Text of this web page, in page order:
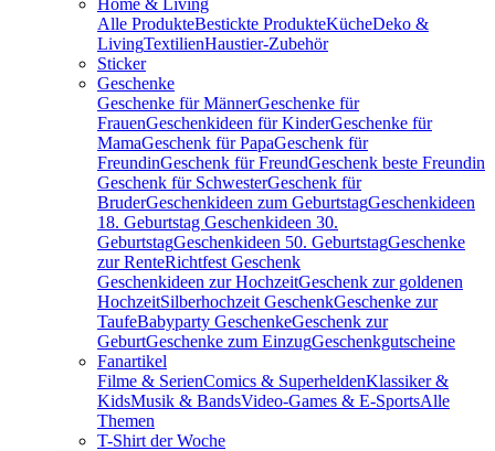
Home & Living
Alle ProdukteBestickte ProdukteKücheDeko &
LivingTextilienHaustier-Zubehör
Sticker
Geschenke
Geschenke für MännerGeschenke für
FrauenGeschenkideen für KinderGeschenke für
MamaGeschenk für PapaGeschenk für
FreundinGeschenk für FreundGeschenk beste Freundin
Geschenk für SchwesterGeschenk für
BruderGeschenkideen zum GeburtstagGeschenkideen
18. Geburtstag Geschenkideen 30.
GeburtstagGeschenkideen 50. GeburtstagGeschenke
zur RenteRichtfest Geschenk
Geschenkideen zur HochzeitGeschenk zur goldenen
HochzeitSilberhochzeit GeschenkGeschenke zur
TaufeBabyparty GeschenkeGeschenk zur
GeburtGeschenke zum EinzugGeschenkgutscheine
Fanartikel
Filme & SerienComics & SuperheldenKlassiker &
KidsMusik & BandsVideo-Games & E-SportsAlle
Themen
T-Shirt der Woche